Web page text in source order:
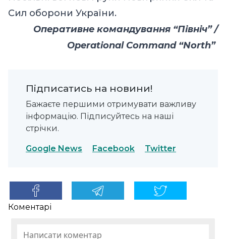
Сил оборони України.
Оперативне командування “Північ” /
Operational Command “North”
Підписатись на новини!
Бажаєте першими отримувати важливу
інформацію. Підписуйтесь на наші
стрічки.
Google News Facebook Twitter
Коментарі